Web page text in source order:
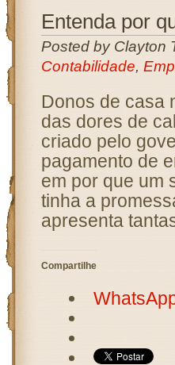
Entenda por
Posted by Clayton
Contabilidade,
Donos de casa
das dores de
criado pelo
pagamento de
em por que um
tinha a
apresenta
Compartilhe